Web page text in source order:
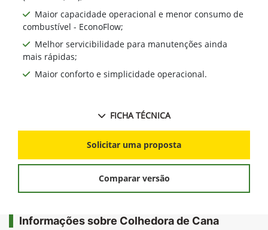
Maior capacidade operacional e menor consumo de
combustível - EconoFlow;
Melhor servicibilidade para manutenções ainda
mais rápidas;
Maior conforto e simplicidade operacional.
FICHA TÉCNICA
Solicitar uma proposta
Comparar versão
Informações sobre Colhedora de Cana